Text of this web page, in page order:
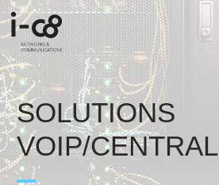
SOLUTIONS
VOIP/CENTRAL